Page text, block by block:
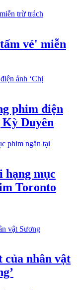
vé' miễn
phim điện
Kỳ Duyên
hạng mục
Toronto
của nhân vật